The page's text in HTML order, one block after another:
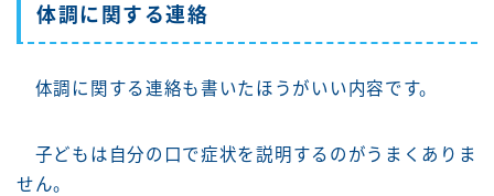
体調に関する連絡
体調に関する連絡も書いたほうがいい内容です。
子どもは自分の口で症状を説明するのがうまくありま
せん。